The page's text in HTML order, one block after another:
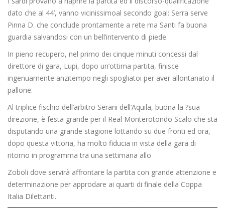
dato che al 44’, vanno vicinissimoal secondo goal: Serra serve
Pinna D. che conclude prontamente a rete ma Santi fa buona
guardia salvandosi con un bell’intervento di piede.
In pieno recupero, nel primo dei cinque minuti concessi dal
direttore di gara, Lupi, dopo un’ottima partita, finisce
ingenuamente anzitempo negli spogliatoi per aver allontanato il
pallone.
Al triplice fischio dell’arbitro Serani dell’Aquila, buona la ?sua
direzione, è festa grande per il Real Monterotondo Scalo che sta
disputando una grande stagione lottando su due fronti ed ora,
dopo questa vittoria, ha molto fiducia in vista della gara di
ritorno in programma tra una settimana allo
Zoboli dove servirà affrontare la partita con grande attenzione e
determinazione per approdare ai quarti di finale della Coppa
Italia Dilettanti.